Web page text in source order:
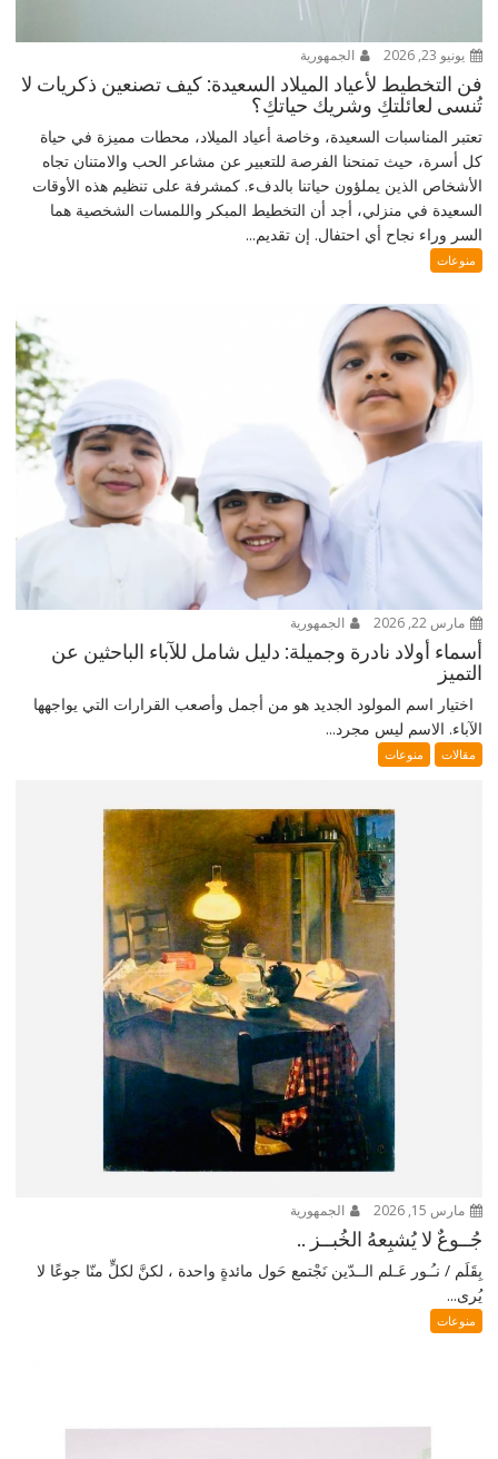
يونيو 23, 2026 الجمهورية
فن التخطيط لأعياد الميلاد السعيدة: كيف تصنعين ذكريات لا
تُنسى لعائلتكِ وشريك حياتكِ؟
تعتبر المناسبات السعيدة، وخاصة أعياد الميلاد، محطات مميزة في حياة
كل أسرة، حيث تمنحنا الفرصة للتعبير عن مشاعر الحب والامتنان تجاه
الأشخاص الذين يملؤون حياتنا بالدفء. كمشرفة على تنظيم هذه الأوقات
السعيدة في منزلي، أجد أن التخطيط المبكر واللمسات الشخصية هما
السر وراء نجاح أي احتفال. إن تقديم...
منوعات
مارس 22, 2026 الجمهورية
أسماء أولاد نادرة وجميلة: دليل شامل للآباء الباحثين عن
التميز
اختيار اسم المولود الجديد هو من أجمل وأصعب القرارات التي يواجهها
الآباء. الاسم ليس مجرد...
مقالات منوعات
مارس 15, 2026 الجمهورية
جُــوعٌ لا يُشبِعهُ الخُبــز ..
بِقَلَم / نـُـور عَـلم الــدّين نَجْتمع حَول مائدةٍ واحدة ، لكنَّ لكلٍّ منّا جوعًا لا
يُرى...
منوعات